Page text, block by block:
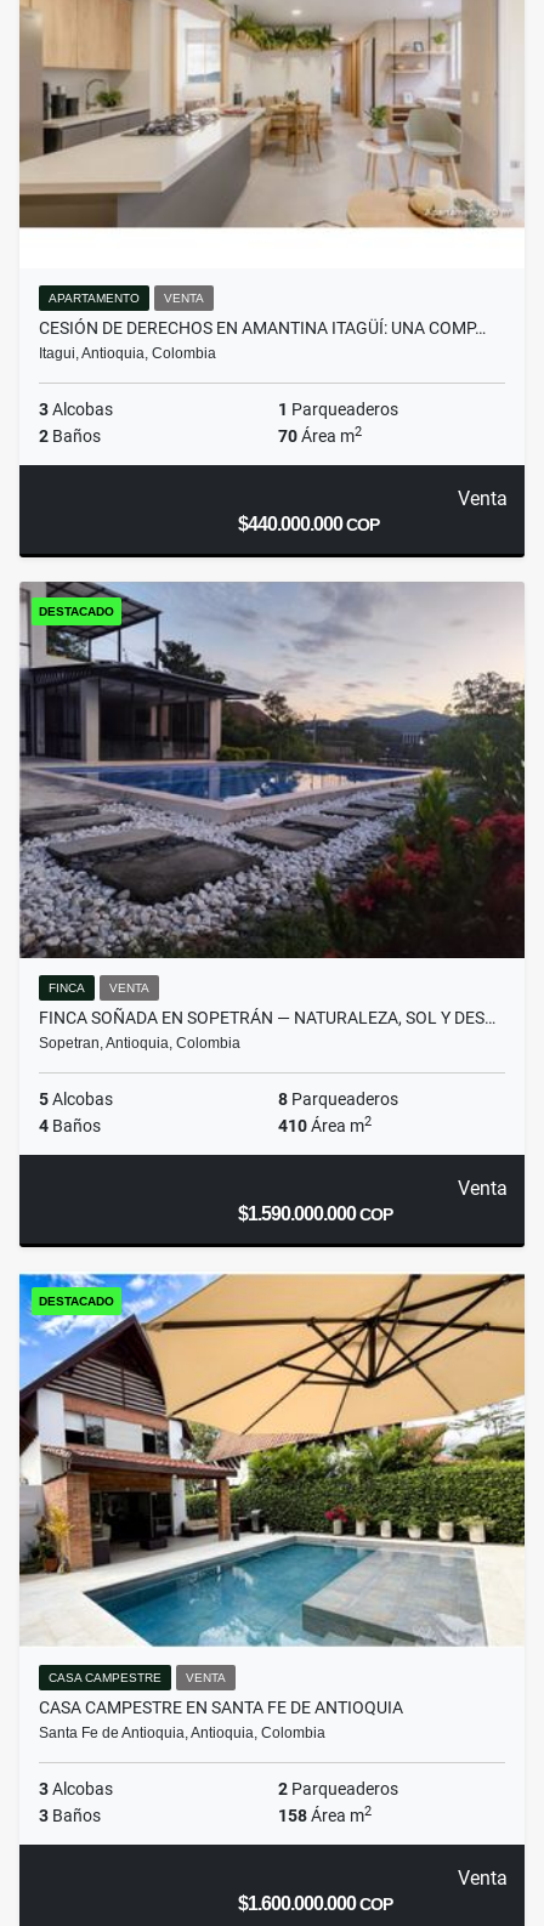
APARTAMENTO VENTA
CESIÓN DE DERECHOS EN AMANTINA ITAGÜÍ: UNA COMP…
Itagui, Antioquia, Colombia
3Alcobas 1 Parqueaderos
2 Baños 70Área m2
Venta
$440.000.000COP
DESTACADO
FINCA VENTA
FINCA SOÑADA EN SOPETRÁN — NATURALEZA, SOL Y DES…
Sopetran, Antioquia, Colombia
5Alcobas 8 Parqueaderos
4 Baños 410Área m2
Venta
$1.590.000.000COP
DESTACADO
CASA CAMPESTRE VENTA
CASA CAMPESTRE EN SANTA FE DE ANTIOQUIA
Santa Fe de Antioquia, Antioquia, Colombia
3Alcobas 2 Parqueaderos
3 Baños 158Área m2
Venta
$1.600.000.000COP